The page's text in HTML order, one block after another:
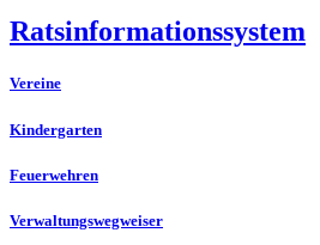
Ratsinformationssystem
Vereine
Kindergarten
Feuerwehren
Verwaltungswegweiser